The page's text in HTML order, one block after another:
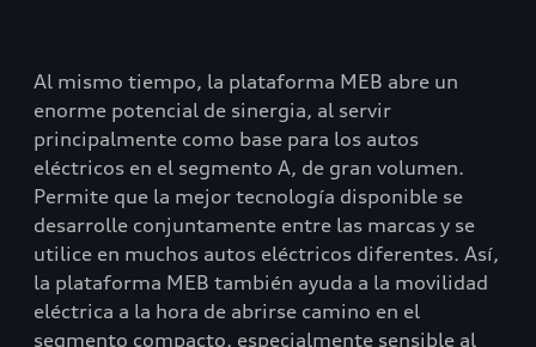
Al mismo tiempo, la plataforma MEB abre un
enorme potencial de sinergia, al servir
principalmente como base para los autos
eléctricos en el segmento A, de gran volumen.
Permite que la mejor tecnología disponible se
desarrolle conjuntamente entre las marcas y se
utilice en muchos autos eléctricos diferentes. Así,
la plataforma MEB también ayuda a la movilidad
eléctrica a la hora de abrirse camino en el
segmento compacto, especialmente sensible al